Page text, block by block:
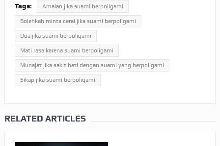
Tags: Amalan jika suami berpoligami
Bolehkah minta cerai jika suami berpoligami
Doa jika suami berpoligami
Mati rasa karena suami berpoligami
Munajat jika sakit hati dengan suami yang berpoligami
Sikap jika suami berpoligami
RELATED ARTICLES